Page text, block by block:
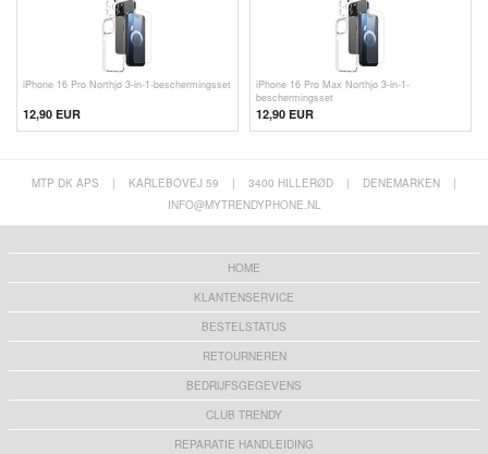
iPhone 16 Pro Northjo 3-in-1-beschermingsset
12,90 EUR
iPhone 16 Pro Max Northjo 3-in-1-
beschermingsset
12,90 EUR
MTP DK APS | KARLEBOVEJ 59 | 3400 HILLERØD | DENEMARKEN
|
INFO@MYTRENDYPHONE.NL
HOME
KLANTENSERVICE
BESTELSTATUS
RETOURNEREN
BEDRIJFSGEGEVENS
CLUB TRENDY
REPARATIE HANDLEIDING